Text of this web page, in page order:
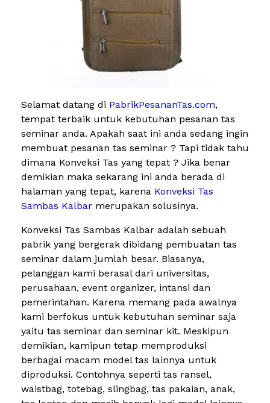
Selamat datang di PabrikPesananTas.com,
tempat terbaik untuk kebutuhan pesanan tas
seminar anda. Apakah saat ini anda sedang ingin
membuat pesanan tas seminar ? Tapi tidak tahu
dimana Konveksi Tas yang tepat ? Jika benar
demikian maka sekarang ini anda berada di
halaman yang tepat, karena Konveksi Tas
Sambas Kalbar merupakan solusinya.
Konveksi Tas Sambas Kalbar adalah sebuah
pabrik yang bergerak dibidang pembuatan tas
seminar dalam jumlah besar. Biasanya,
pelanggan kami berasal dari universitas,
perusahaan, event organizer, intansi dan
pemerintahan. Karena memang pada awalnya
kami berfokus untuk kebutuhan seminar saja
yaitu tas seminar dan seminar kit. Meskipun
demikian, kamipun tetap memproduksi
berbagai macam model tas lainnya untuk
diproduksi. Contohnya seperti tas ransel,
waistbag, totebag, slingbag, tas pakaian, anak,